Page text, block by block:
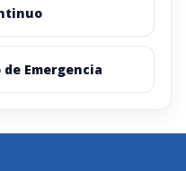
Emergencia